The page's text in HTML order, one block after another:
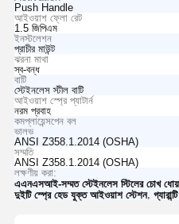
Push Handle
আইওয়াশ ফ্লো রেট
1.5 জিপিএম
ইনস্টলেশন
প্রাচীর মাউন্ট
ঝরনা মাথা
স্ব-বন্ধ
বাটি
স্টেইনলেস স্টীল বাটি
আইওয়াশ স্প্রে প্যাটার্ন
নরম প্রবাহ
কমপ্লায়েন্সপেন বল
ভালভ
ANSI Z358.1.2014 (OSHA)
সম্মতি
ANSI Z358.1.2014 (OSHA)
লক্ষণীয় করা:
এএনএসআই-সম্মত স্টেইনলেস স্টিলের চোখ
দুইটি স্প্রে হেড যুক্ত আইওয়াশ স্টেশন,